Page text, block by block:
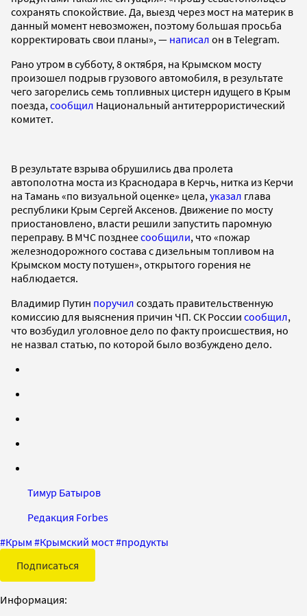
сохранять спокойствие. Да, выезд через мост на материк в
данный момент невозможен, поэтому большая просьба
корректировать свои планы», — написал он в Telegram.
Рано утром в субботу, 8 октября, на Крымском мосту
произошел подрыв грузового автомобиля, в результате
чего загорелись семь топливных цистерн идущего в Крым
поезда, сообщил Национальный антитеррористический
комитет.
В результате взрыва обрушились два пролета
автополотна моста из Краснодара в Керчь, нитка из Керчи
на Тамань «по визуальной оценке» цела, указал глава
республики Крым Сергей Аксенов. Движение по мосту
приостановлено, власти решили запустить паромную
переправу. В МЧС позднеесообщили, что «пожар
железнодорожного состава с дизельным топливом на
Крымском мосту потушен», открытого горения не
наблюдается.
Владимир Путин поручил создать правительственную
комиссию для выяснения причин ЧП. СК России сообщил,
что возбудил уголовное дело по факту происшествия, но
не назвал статью, по которой было возбуждено дело.
Тимур Батыров
Редакция Forbes
#Крым #Крымский мост#продукты
Подписаться
Информация: